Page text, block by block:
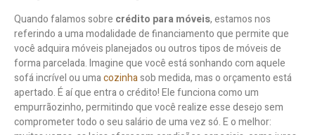
Quando falamos sobre crédito para móveis, estamos nos
referindo a uma modalidade de financiamento que permite que
você adquira móveis planejados ou outros tipos de móveis de
forma parcelada. Imagine que você está sonhando com aquele
sofá incrível ou umacozinhasob medida, mas o orçamento está
apertado. É aí que entra o crédito! Ele funciona como um
empurrãozinho, permitindo que você realize esse desejo sem
comprometer todo o seu salário de uma vez só. E o melhor: